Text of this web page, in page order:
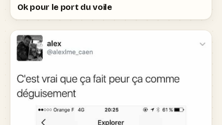
Ok pour le port du voile